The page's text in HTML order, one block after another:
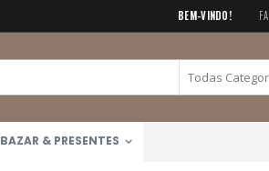
BEM-VINDO!
BAZAR & PRESENTES